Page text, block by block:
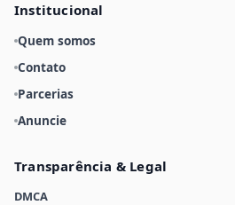
Institucional
Quem somos
Contato
Parcerias
Anuncie
Transparência & Legal
DMCA